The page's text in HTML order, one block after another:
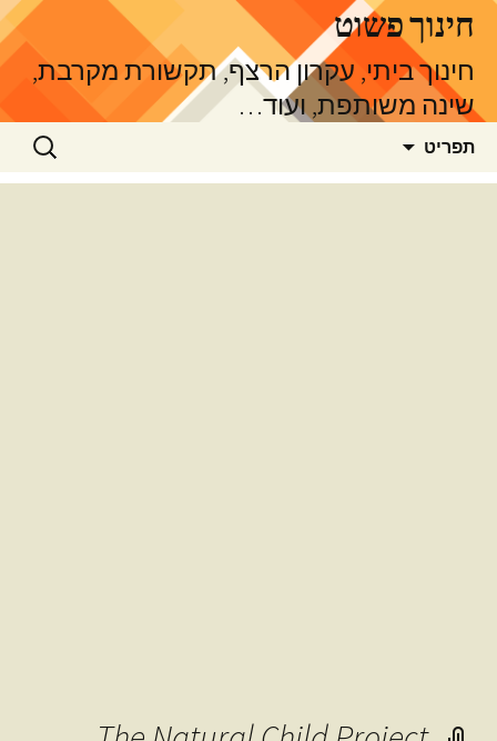
לדלג
לתוכןחינוך פשוט
חינוך ביתי, עקרון הרצף, תקשורת מקרבת,
שינה משותפת, ועוד…
תפריט חיפוש: